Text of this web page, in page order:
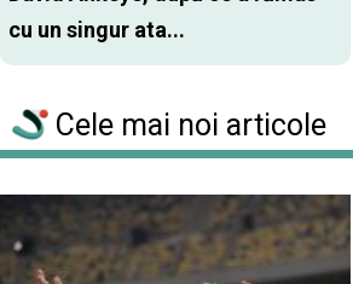
cu un singur ata...
Cele mai noi articole